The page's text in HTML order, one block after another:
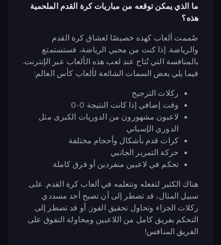
ما الذي يمكن توقعه من مباريات كرة القدم الملحمية
هذه؟
صُممت ألعاب كهذه خصيصًا لعشاق كرة القدم
والرياضة. إذا كنت من محبي الرياضة، فستستمتع
بالمنافسة التي تُتاح عند لعب هذه الألعاب عبر الإنترنت.
فيما يلي بعض السمات الشائعة لألعاب كأس العالم:
ركلات الترجيح
وقت إضافي إذا كانت النتيجة 0-0
لاعبون مشهورون من الدوريات الكبرى مثل
الدوري الإسباني
كرات قدم بأشكال وأحجام مختلفة
حركة التمرير الجانبي
تحكم في لاعبين منفردين أو فرق كاملة
هناك الكثير لتفعله وتتعلمه في ألعاب كرة القدم. على
سبيل المثال، قد تضطر إلى أن تصبح أحد مسددي
ركلات الجزاء وتحاول تحقيق الفوز. أو قد تضطر إلى
التحكم بفريق كامل من اللاعبين ومحاولة التفوق على
الفريق المنافس!